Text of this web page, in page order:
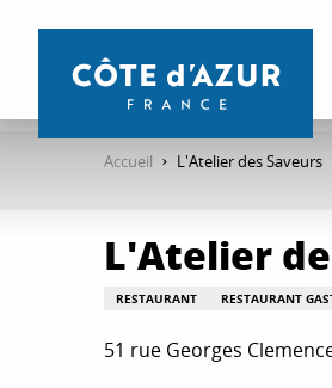
contenu
Accueil L'Atelier des Saveurs
L'Atelier
RESTAURANT RESTAURANT
51 rue Georges